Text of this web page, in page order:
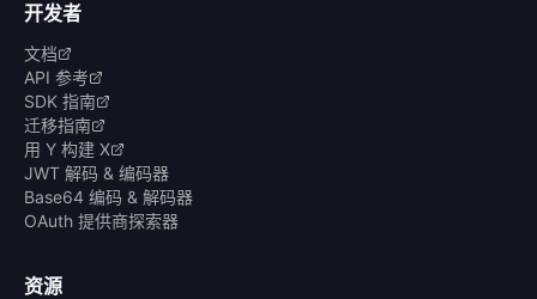
开发者
文档
API 参考
SDK 指南
迁移指南
用 Y 构建 X
JWT 解码 & 编码器
Base64 编码 & 解码器
OAuth 提供商探索器
资源